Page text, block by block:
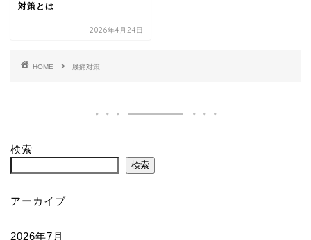
対策とは
2026年4月24日
HOME 腰痛対策
検索
検索
アーカイブ
2026年7月